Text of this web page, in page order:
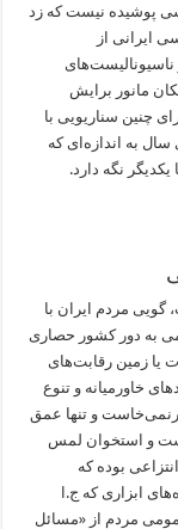
پوشیده نیست که زد
ایرانی از
ناسیونالیست‌های
مانور برایش
چنین سناریویی با
به اندازه‌ای که
نگه دارد.
مردم ایران با
به دور کشور حصاری
یا زمین رقابت‌های
خاورمیانه و تنوع
و تنها عمق
و استخوان لمس
بوده که
ابزاری که ج.ا
مردم از «مسائل